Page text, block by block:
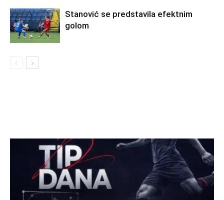
Stanović se predstavila efektnim
golom